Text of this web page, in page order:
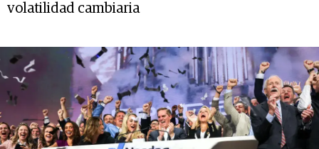
volatilidad cambiaria